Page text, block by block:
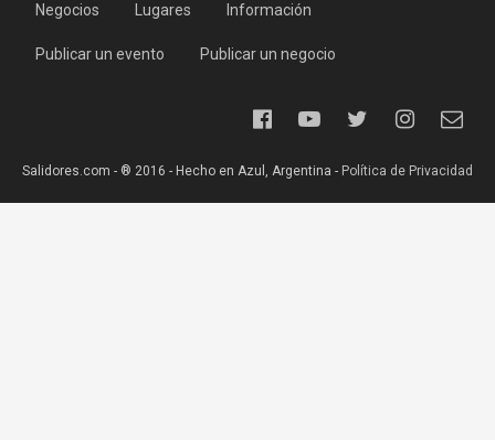
Negocios Lugares Información
Publicar un evento Publicar un negocio
Salidores.com - ® 2016 - Hecho en Azul, Argentina - Política de Privacidad